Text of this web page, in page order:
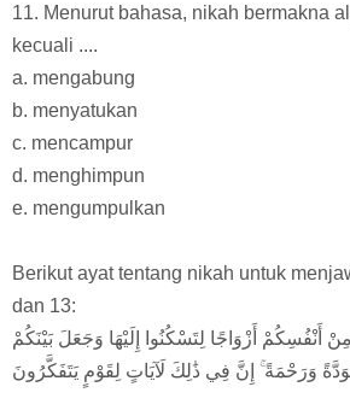
11. Menurut bahasa, nikah bermakna
kecuali ....
a. mengabung
b. menyatukan
c. mencampur
d. menghimpun
e. mengumpulkan
Berikut ayat tentang nikah untuk
dan 13:
أَنْفُسِكُمْ أَزْوَاجًا لِتَسْكُنُوا إِلَيْهَا وَجَعَلَ بَيْنَكُمْ
وَرَحْمَةً ۚ إِنَّ فِي ذَٰلِكَ لَآيَاتٍ لِقَوْمٍ يَتَفَكَّرُونَ